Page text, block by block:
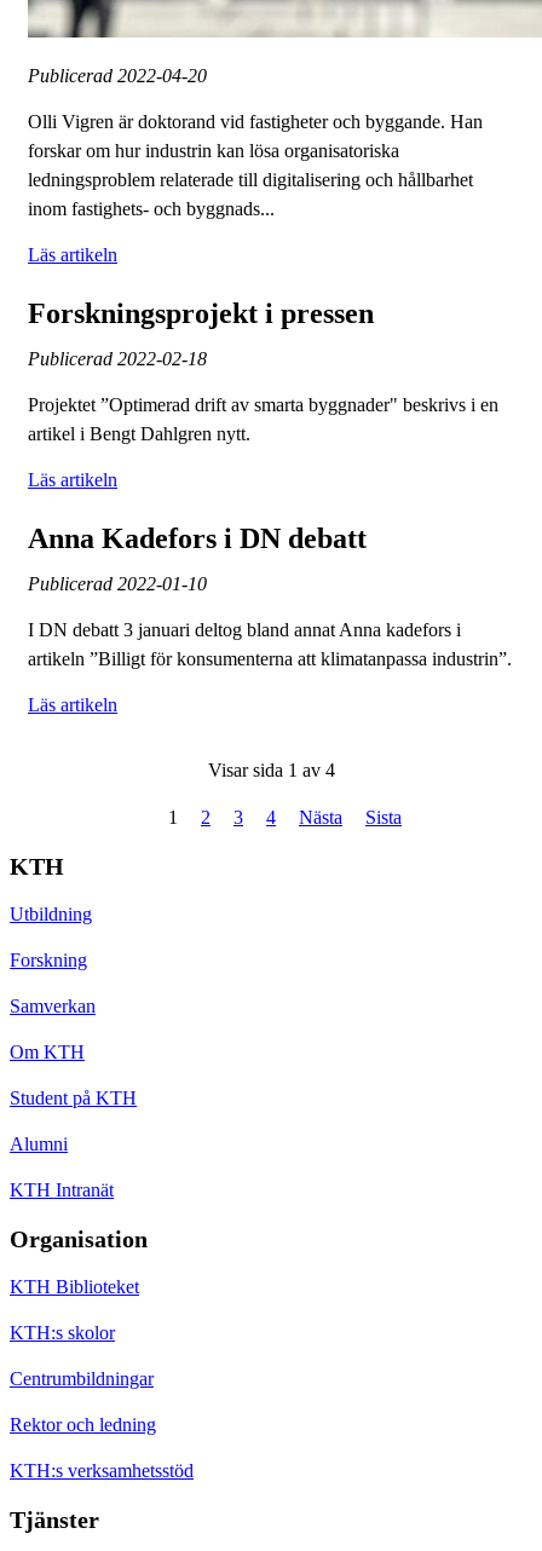
Publicerad 2022-04-20
Olli Vigren är doktorand vid fastigheter och byggande. Han
forskar om hur industrin kan lösa organisatoriska
ledningsproblem relaterade till digitalisering och hållbarhet
inom fastighets- och byggnads...
Läs artikeln
Forskningsprojekt i pressen
Publicerad 2022-02-18
Projektet ”Optimerad drift av smarta byggnader" beskrivs i en
artikel i Bengt Dahlgren nytt.
Läs artikeln
Anna Kadefors i DN debatt
Publicerad 2022-01-10
I DN debatt 3 januari deltog bland annat Anna kadefors i
artikeln ”Billigt för konsumenterna att klimatanpassa industrin”.
Läs artikeln
Visar sida 1 av 4
1 2 3 4 Nästa Sista
KTH
Utbildning
Forskning
Samverkan
Om KTH
Student på KTH
Alumni
KTH Intranät
Organisation
KTH Biblioteket
KTH:s skolor
Centrumbildningar
Rektor och ledning
KTH:s verksamhetsstöd
Tjänster